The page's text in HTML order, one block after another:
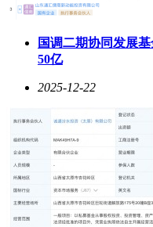
国调二期协同发展
50亿
2025-12-22